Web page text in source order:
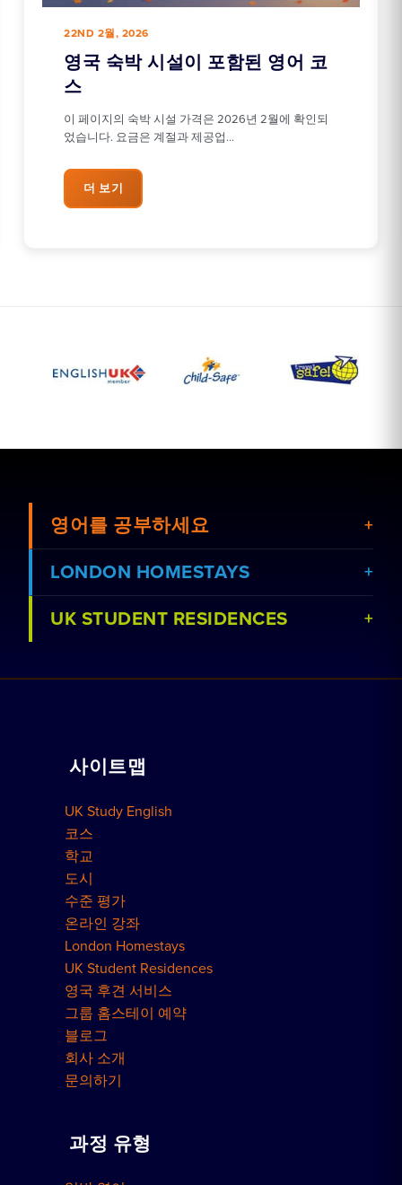
22ND 2월, 2026
영국 숙박 시설이 포함된 영어 코
스
이 페이지의 숙박 시설 가격은 2026년 2월에 확인되
었습니다. 요금은 계절과 제공업…
더 보기
영어를 공부하세요
강좌 보기
학교 보기
LONDON HOMESTAYS
홈스테이 예약하기
UK STUDENT RESIDENCES
사이트맵
UK Study English
코스
학교
도시
수준 평가
온라인 강좌
London Homestays
UK Student Residences
영국 후견 서비스
그룹 홈스테이 예약
블로그
회사 소개
문의하기
과정 유형